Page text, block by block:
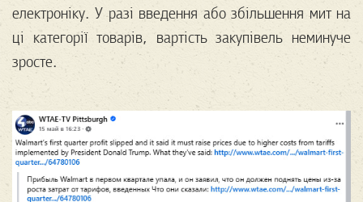
електроніку. У разі введення або збільшення мит на
ці категорії товарів, вартість закупівель неминуче
зросте.